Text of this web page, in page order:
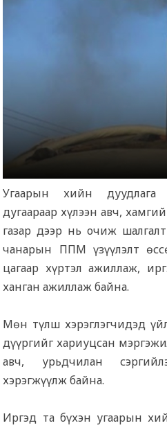
Угаарын хийн дуудлага
дугаараар хүлээн авч,
газар дээр нь очиж
чанарын ППМ үзүүлэлт
цагаар хүртэл ажиллаж,
ханган ажиллаж байна.
Мөн түлш хэрэглэгчидэд
дүүргийг хариуцсан
авч, урьдчилан
хэрэгжүүлж байна.
Иргэд та бүхэн угаарын